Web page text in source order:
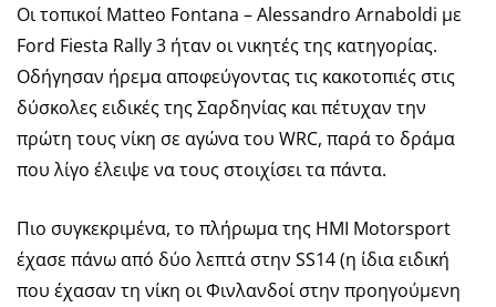
Οι τοπικοί Matteo Fontana – Alessandro Arnaboldi με
Ford Fiesta Rally 3 ήταν οι νικητές της κατηγορίας.
Οδήγησαν ήρεμα αποφεύγοντας τις κακοτοπιές στις
δύσκολες ειδικές της Σαρδηνίας και πέτυχαν την
πρώτη τους νίκη σε αγώνα του WRC, παρά το δράμα
που λίγο έλειψε να τους στοιχίσει τα πάντα.
Πιο συγκεκριμένα, το πλήρωμα της HMI Motorsport
έχασε πάνω από δύο λεπτά στην SS14 (η ίδια ειδική
που έχασαν τη νίκη οι Φινλανδοί στην προηγούμενη